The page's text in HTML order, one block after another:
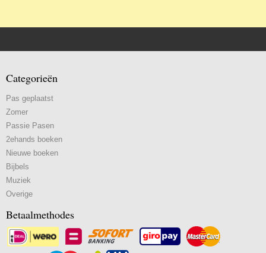
Categorieën
Pas geplaatst
Zomer
Passie Pasen
2ehands boeken
Nieuwe boeken
Bijbels
Muziek
Overige
Betaalmethodes